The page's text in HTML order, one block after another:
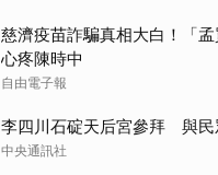
慈濟疫苗詐騙真相大白！「
心疼陳時中
自由電子報
李四川石碇天后宮參拜 與民
中央通訊社